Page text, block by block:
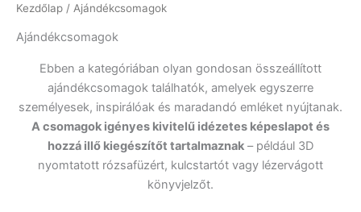
Kezdőlap / Ajándékcsomagok
Ajándékcsomagok
Ebben a kategóriában olyan gondosan összeállított
ajándékcsomagok találhatók, amelyek egyszerre
személyesek, inspirálóak és maradandó emléket nyújtanak.
A csomagok igényes kivitelű idézetes képeslapot és
hozzá illő kiegészítőt tartalmaznak – például 3D
nyomtatott rózsafüzért, kulcstartót vagy lézervágott
könyvjelzőt.